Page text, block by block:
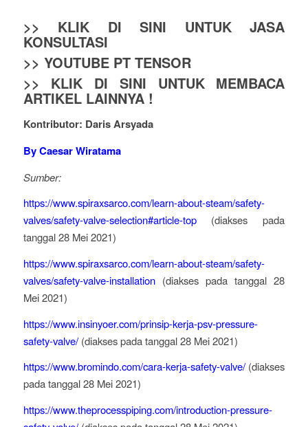
>> KLIK DI SINI UNTUK JASA
KONSULTASI
>> YOUTUBE PT TENSOR
>> KLIK DI SINI UNTUK MEMBACA
ARTIKEL LAINNYA !
Kontributor: Daris Arsyada
By Caesar Wiratama
Sumber:
https://www.spiraxsarco.com/learn-about-steam/safety-
valves/safety-valve-selection#article-top(diakses pada
tanggal 28 Mei 2021)
https://www.spiraxsarco.com/learn-about-steam/safety-
valves/safety-valve-installation(diakses pada tanggal 28
Mei 2021)
https://www.insinyoer.com/prinsip-kerja-psv-pressure-
safety-valve/(diakses pada tanggal 28 Mei 2021)
https://www.bromindo.com/cara-kerja-safety-valve/(diakses
pada tanggal 28 Mei 2021)
https://www.theprocesspiping.com/introduction-pressure-